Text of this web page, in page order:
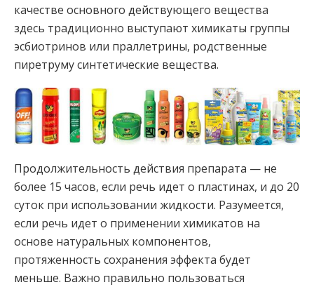
качестве основного действующего вещества
здесь традиционно выступают химикаты группы
эсбиотринов или праллетрины, родственные
пиретруму синтетические вещества.
Продолжительность действия препарата — не
более 15 часов, если речь идет о пластинах, и до 20
суток при использовании жидкости. Разумеется,
если речь идет о применении химикатов на
основе натуральных компонентов,
протяженность сохранения эффекта будет
меньше. Важно правильно пользоваться